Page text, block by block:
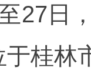
27日
桂林